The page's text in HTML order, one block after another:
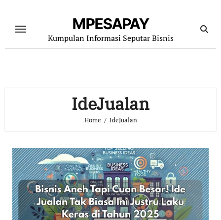
content
MPESAPAY
Kumpulan Informasi Seputar Bisnis
IdeJualan
Home IdeJualan